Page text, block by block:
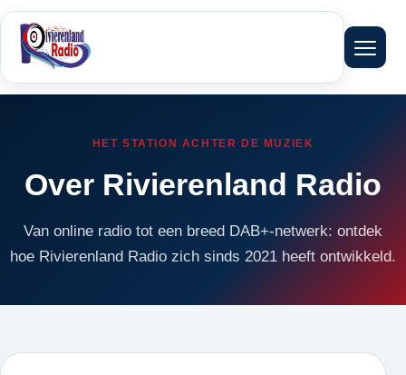
Menu
HET STATION ACHTER DE MUZIEK
Over Rivierenland Radio
Van online radio tot een breed DAB+-netwerk: ontdek
hoe Rivierenland Radio zich sinds 2021 heeft ontwikkeld.